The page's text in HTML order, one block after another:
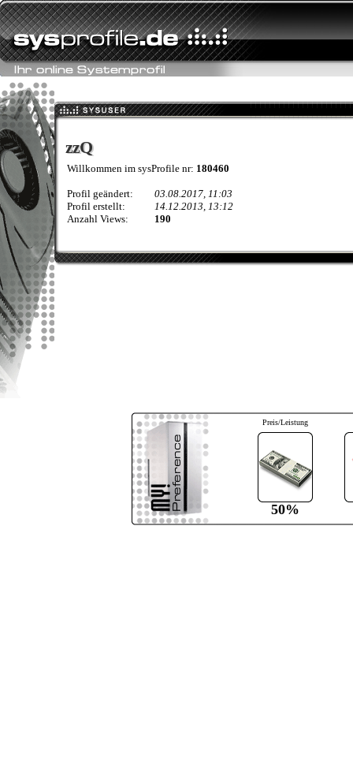
zzQ
zzQ
Willkommen im sysProfile nr: 180460
Profil geändert:
03.08.2017, 11:03
Profil erstellt:
14.12.2013, 13:12
Anzahl Views:
190
Preis/Leistung
50%